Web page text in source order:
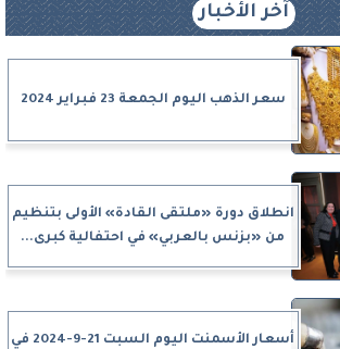
آخر الأخبار
سعر الذهب اليوم الجمعة 23 فبراير 2024
انطلاق دورة «ملتقى القادة» الأولى بتنظيم
من «بزنس بالعربي» في احتفالية كبرى...
أسعار الأسمنت اليوم السبت 21-9-2024 في